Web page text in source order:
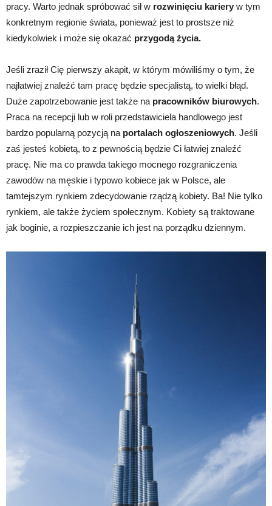
pracy. Warto jednak spróbować sił w rozwinięciu kariery w tym
konkretnym regionie świata, ponieważ jest to prostsze niż
kiedykolwiek i może się okazać przygodą życia.
Jeśli zraził Cię pierwszy akapit, w którym mówiliśmy o tym, że
najłatwiej znaleźć tam pracę będzie specjalistą, to wielki błąd.
Duże zapotrzebowanie jest także na pracowników biurowych.
Praca na recepcji lub w roli przedstawiciela handlowego jest
bardzo popularną pozycją na portalach ogłoszeniowych. Jeśli
zaś jesteś kobietą, to z pewnością będzie Ci łatwiej znaleźć
pracę. Nie ma co prawda takiego mocnego rozgraniczenia
zawodów na męskie i typowo kobiece jak w Polsce, ale
tamtejszym rynkiem zdecydowanie rządzą kobiety. Ba! Nie tylko
rynkiem, ale także życiem społecznym. Kobiety są traktowane
jak boginie, a rozpieszczanie ich jest na porządku dziennym.